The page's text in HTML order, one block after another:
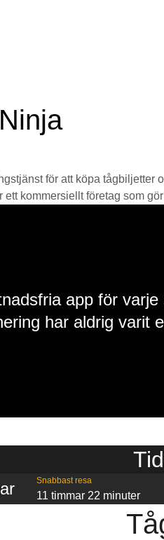
för att köpa tågbiljetter
ett kommersiellt företag som
app för
har aldrig varit
Snabbast resa
11 timmar 22 minuter